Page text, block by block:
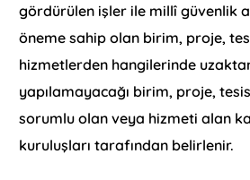
gördürülen işler ile millî güvenlik
öneme sahip olan birim, proje,
hizmetlerden hangilerinde
yapılamayacağı birim, proje,
sorumlu olan veya hizmeti alan
kuruluşları tarafından belirlenir.